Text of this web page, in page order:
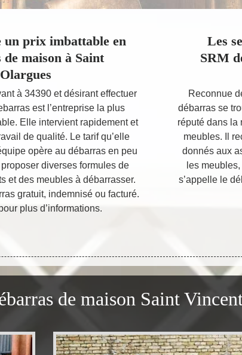
un prix imbattable en
maison à Saint
à 34390 et désirant effectuer
est l’entreprise la plus
Elle intervient rapidement et
de qualité. Le tarif qu’elle
opère au débarras en peu
diverses formules de
et des meubles à débarrasser.
gratuit, indemnisé ou facturé.
plus d’informations.
Les
SRM
Reconnue
débarras se
réputé dans la
meubles. Il
donnés aux
les
s’appelle le
de maison Saint